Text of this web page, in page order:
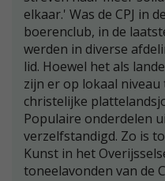
elkaar.' Was de CPJ in
boerenclub, in de
werden in diverse
lid. Hoewel het als
zijn er op lokaal
christelijke
Populaire onderdelen
verzelfstandigd. Zo is
Kunst in het
toneelavonden van de